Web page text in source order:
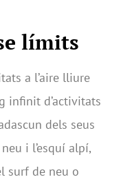
límits
a l’aire lliure
infinit d’activitats
dels seus
i l’esquí alpí,
surf de neu o